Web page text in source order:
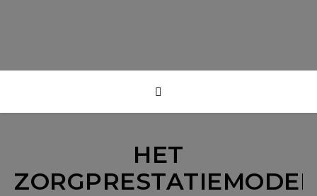
HET
ZORGPRESTATIEMODEL